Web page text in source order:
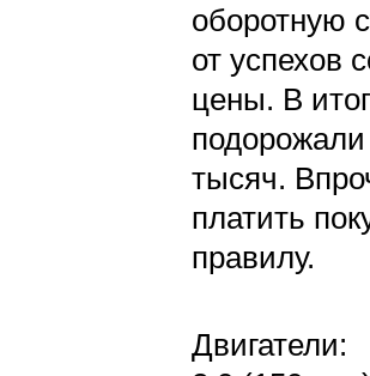
оборотную
от успехов
цены. В
тысяч.
платить
правилу.
Двигатели: